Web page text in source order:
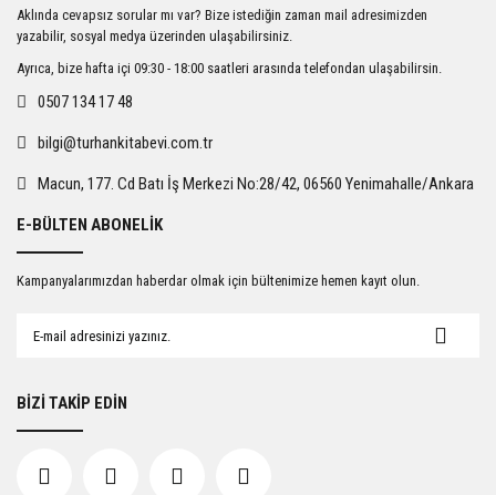
Ürün açıklamasında eksik bilgiler bulunuyor.
Ürün bilgilerinde hatalar bulunuyor.
Ürün fiyatı diğer sitelerden daha pahalı.
Gönder
Aklında cevapsız sorular mı var? Bize istediğin zaman mail adresimizden
yazabilir, sosyal medya üzerinden ulaşabilirsiniz.
Ayrıca, bize hafta içi 09:30 - 18:00 saatleri arasında telefondan ulaşabilirsin.
0507 134 17 48
bilgi@turhankitabevi.com.tr
Macun, 177. Cd Batı İş Merkezi No:28/42, 06560 Yenimahalle/Ankara
E-BÜLTEN ABONELİK
Kampanyalarımızdan haberdar olmak için bültenimize hemen kayıt olun.
BİZİ TAKİP EDİN